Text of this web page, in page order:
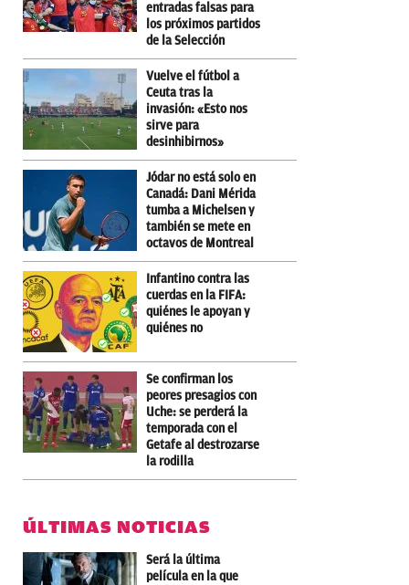
entradas falsas para
los próximos partidos
de la Selección
Vuelve el fútbol a
Ceuta tras la
invasión: «Esto nos
sirve para
desinhibirnos»
Jódar no está solo en
Canadá: Dani Mérida
tumba a Michelsen y
también se mete en
octavos de Montreal
Infantino contra las
cuerdas en la FIFA:
quiénes le apoyan y
quiénes no
Se confirman los
peores presagios con
Uche: se perderá la
temporada con el
Getafe al destrozarse
la rodilla
ÚLTIMAS NOTICIAS
Será la última
película en la que